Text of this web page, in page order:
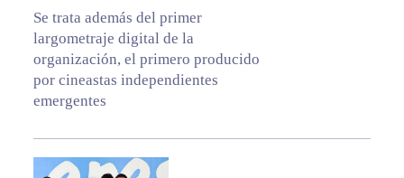
Se trata además del primer
largometraje digital de la
organización, el primero producido
por cineastas independientes
emergentes